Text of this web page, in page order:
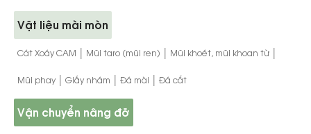
Vật liệu mài mòn
Cát Xoáy CAM | Mũi taro (mũi ren) | Mũi khoét, mũi khoan từ |
Mũi phay | Giấy nhám | Đá mài | Đá cắt
Vận chuyển nâng đỡ